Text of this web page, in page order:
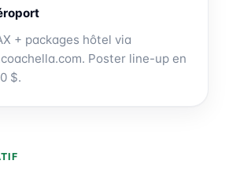
+ packages hôtel via
Poster line-up en
$.